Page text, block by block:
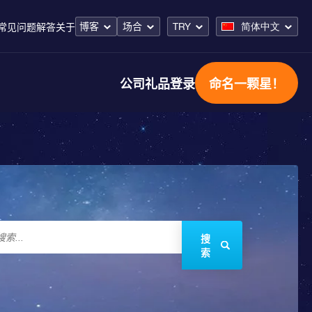
见问题解答关于 博客 场合 TRY 简体中文
公司礼品登录 命名一颗星！
搜
索